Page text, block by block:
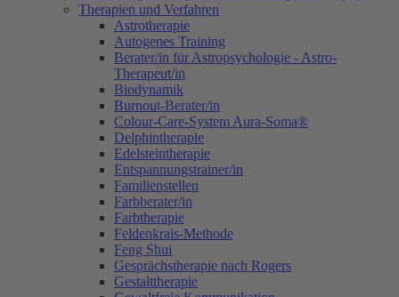
Therapien und Verfahren
Astrotherapie
Autogenes Training
Berater/in für Astropsychologie - Astro-
Therapeut/in
Biodynamik
Burnout-Berater/in
Colour-Care-System Aura-Soma®
Delphintherapie
Edelsteintherapie
Entspannungstrainer/in
Familienstellen
Farbberater/in
Farbtherapie
Feldenkrais-Methode
Feng Shui
Gesprächstherapie nach Rogers
Gestalttherapie